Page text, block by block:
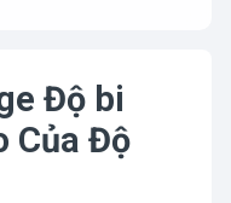
Độ bi
Của Độ